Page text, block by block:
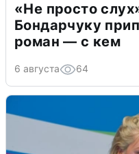
«Не просто
Бондарчуку
роман — с кем
6 августа 64